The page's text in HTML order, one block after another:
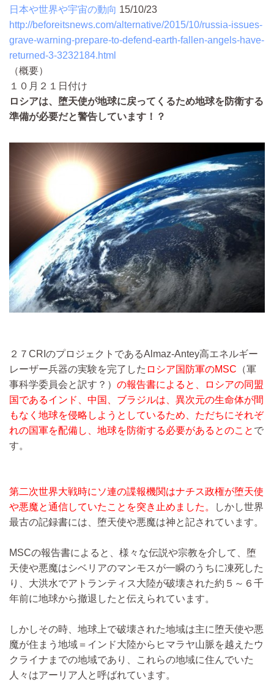
日本や世界や宇宙の動向 15/10/23
http://beforeitsnews.com/alternative/2015/10/russia-issues-
grave-warning-prepare-to-defend-earth-fallen-angels-have-
returned-3-3232184.html
（概要）
１０月２１日付け
ロシアは、堕天使が地球に戻ってくるため地球を防衛する
準備が必要だと警告しています！？
２７CRIのプロジェクトであるAlmaz-Antey高エネルギー
レーザー兵器の実験を完了した ロシア国防軍のMSC （軍
事科学委員会と訳す？） の報告書によると、ロシアの同盟
国であるインド、中国、ブラジルは、異次元の生命体が間
もなく地球を侵略しようとしているため、ただちにそれぞ
れの国軍を配備し、地球を防衛する必要があるとのこと で
す。
第二次世界大戦時にソ連の諜報機関はナチス政権が堕天使
や悪魔と通信していたことを突き止めました。
しかし世界
最古の記録書には、堕天使や悪魔は神と記されています。
MSCの報告書によると、様々な伝説や宗教を介して、堕
天使や悪魔はシベリアのマンモスが一瞬のうちに凍死した
り、大洪水でアトランティス大陸が破壊された約５～６千
年前に地球から撤退したと伝えられています。
しかしその時、地球上で破壊された地域は主に堕天使や悪
魔が住まう地域＝インド大陸からヒマラヤ山脈を越えたウ
クライナまでの地域であり、これらの地域に住んでいた
人々はアーリア人と呼ばれています。